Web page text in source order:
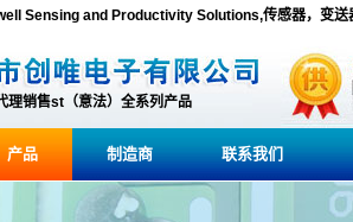
Sensing and Productivity Solutions,传感器，变送
理销售st（意法）全系列产品
产品 制造商 联系我们